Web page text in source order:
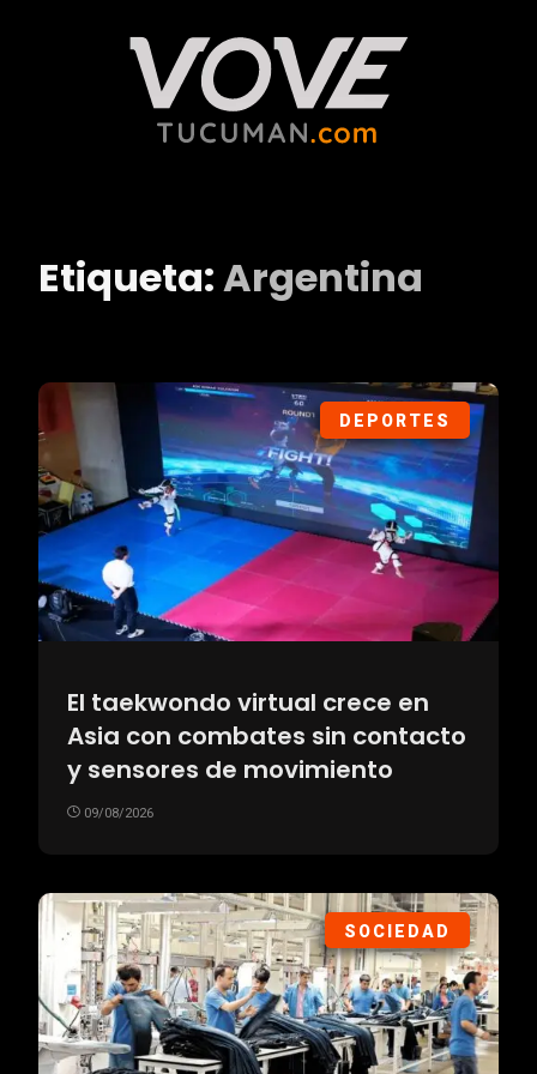
Etiqueta:Argentina
DEPORTES
El taekwondo virtual crece en
Asia con combates sin contacto
y sensores de movimiento
09/08/2026
SOCIEDAD